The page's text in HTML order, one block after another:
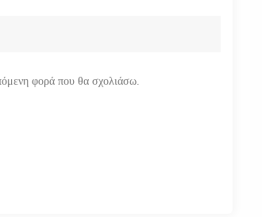
φορά που θα σχολιάσω.